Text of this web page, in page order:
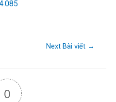
Next Bài viết →
0